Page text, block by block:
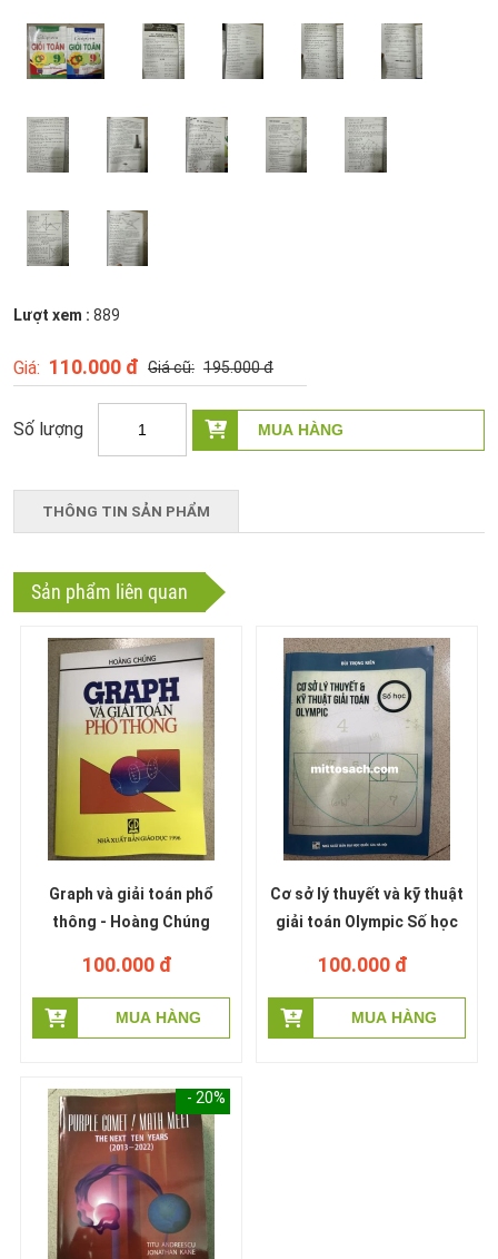
Lượt xem : 889
195.000 đ
110.000 đ
THÔNG TIN SẢN PHẨM
Sản phẩm liên quan
Graph và giải toán phổ
thông - Hoàng Chúng
100.000 đ
Cơ sở lý thuyết và kỹ thuật
giải toán Olympic Số học
100.000 đ
- 20%